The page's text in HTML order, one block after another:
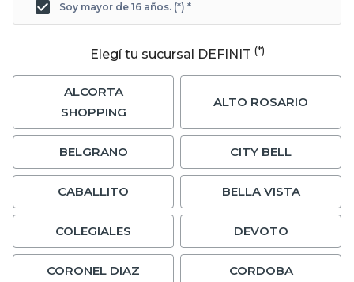
Soy mayor de 16 años. (*) *
Elegí tu sucursal DEFINIT (*)
ALCORTA
SHOPPING
ALTO ROSARIO
BELGRANO CITY BELL
CABALLITO BELLA VISTA
COLEGIALES DEVOTO
CORONEL DIAZ CORDOBA